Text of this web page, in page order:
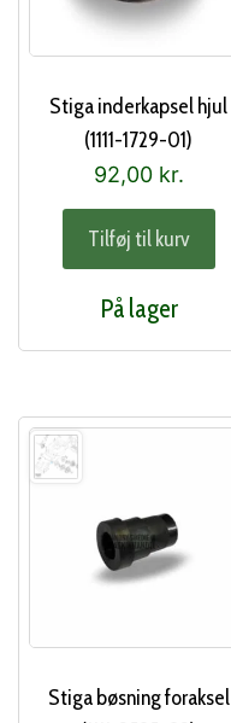
Stiga inderkapsel hjul
(1111-1729-01)
92,00 kr.
Tilføj til kurv
På lager
Stiga bøsning foraksel